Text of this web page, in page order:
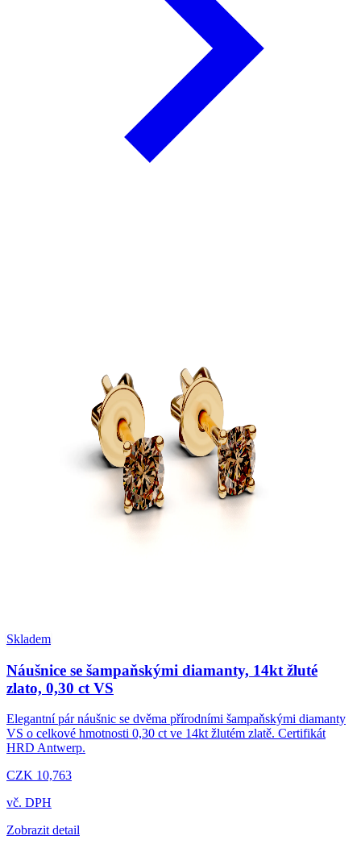
Skladem
Náušnice se šampaňskými diamanty, 14kt žluté
zlato, 0,30 ct VS
Elegantní pár náušnic se dvěma přírodními šampaňskými diamanty
VS o celkové hmotnosti 0,30 ct ve 14kt žlutém zlatě. Certifikát
HRD Antwerp.
CZK 10,763
vč. DPH
Zobrazit detail